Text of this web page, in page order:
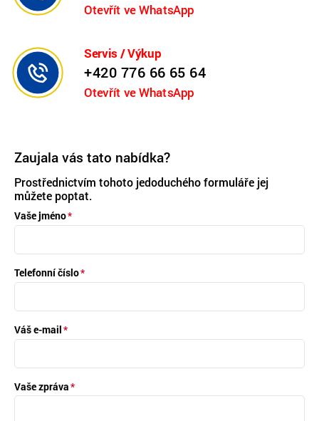
Otevřít ve WhatsApp
Servis / Výkup
+420 776 66 65 64
Otevřít ve WhatsApp
Zaujala vás tato nabídka?
Prostřednictvím tohoto jedoduchého formuláře jej
můžete poptat.
Vaše jméno
Telefonní číslo
Váš e-mail
Vaše zpráva